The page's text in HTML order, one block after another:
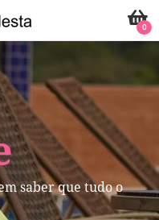
saber que tudo o
0